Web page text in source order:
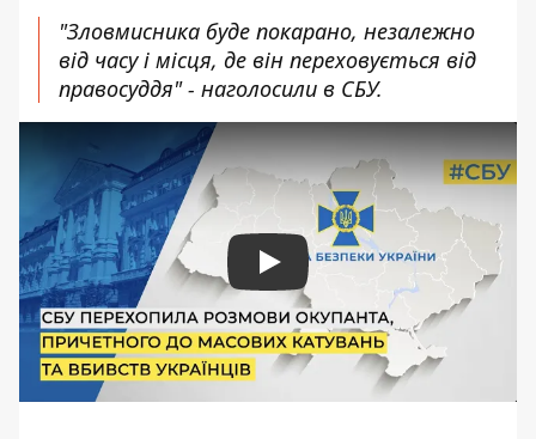
"Зловмисника буде покарано, незалежно
від часу і місця, де він переховується від
правосуддя" - наголосили в СБУ.
Play